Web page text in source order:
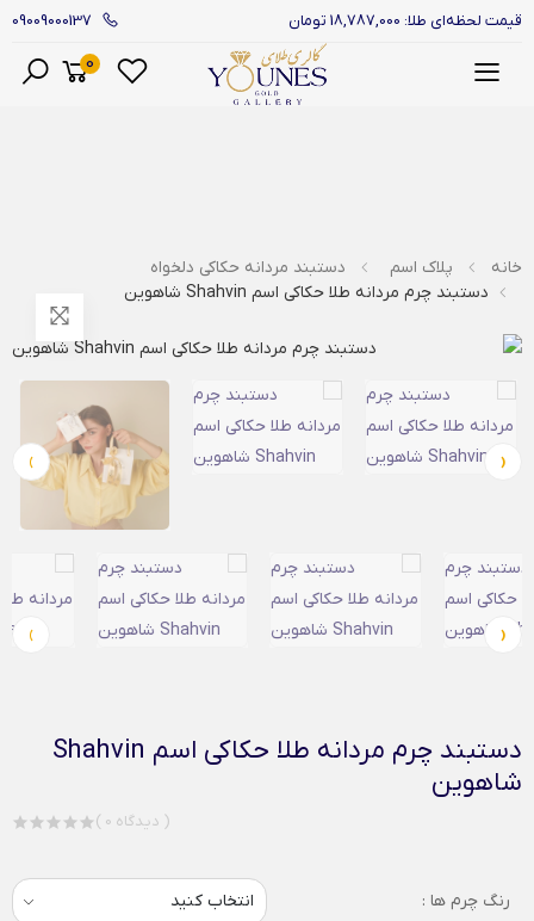
قیمت لحظه‌ای طلا: 18,787,000 تومان 09009000137
0
خانه پلاک اسم
دستبند مردانه حکاکی دلخواه
دستبند چرم مردانه طلا حکاکی اسم Shahvin شاهوین
‹
›
‹
›
دستبند چرم مردانه طلا حکاکی اسم Shahvin
شاهوین
( 0 دیدگاه )
رنگ چرم ها :